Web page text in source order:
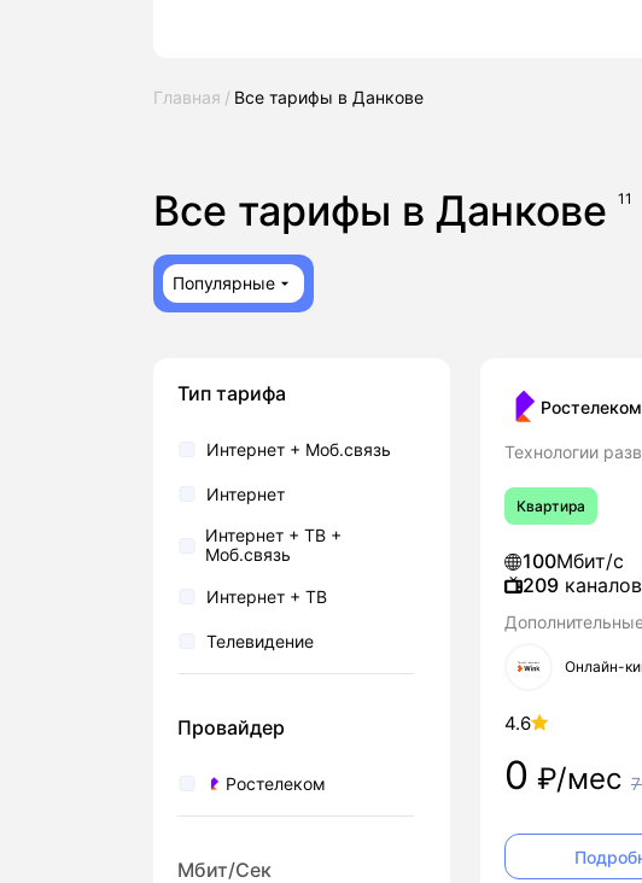
Главная Все тарифы в Данкове
Все тарифы в Данкове 11
Популярные
Тип тарифа
Интернет + Моб.связь
Интернет
Интернет + ТВ +
Моб.связь
Интернет + ТВ
Телевидение
Провайдер
Ростелеком
Мбит/Сек
Ростелеком
Технологии
Квартира
100Мбит/с
209 каналов
Онлайн-
4.6
0 ₽/мес